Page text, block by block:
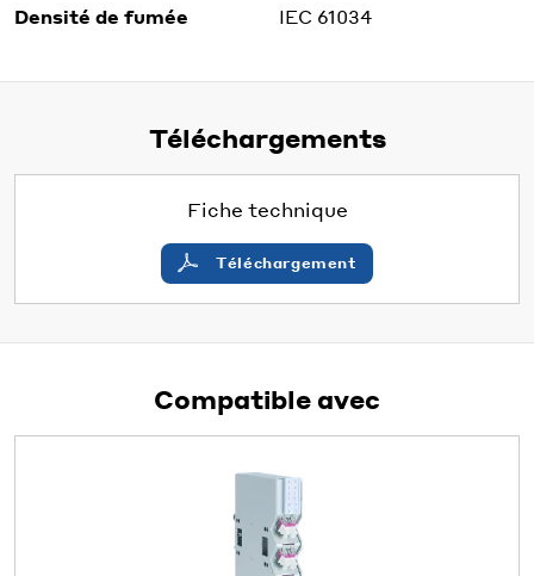
Densité de fumée IEC 61034
Téléchargements
Fiche technique
Téléchargement
Compatible avec